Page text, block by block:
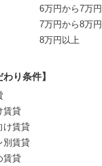
6万円から7万円
7万円から8万円
8万円以上
り条件】
賃貸
け賃貸
別賃貸
賃貸